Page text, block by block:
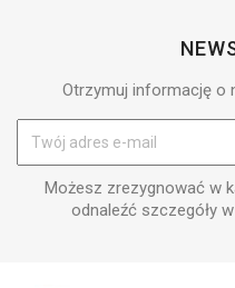
Otrzymuj informację o
Możesz zrezygnować w
odnaleźć szczegóły